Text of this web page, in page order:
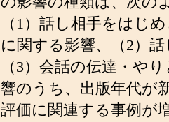
（1）話し相手をはじ
に関する影響、（2）
（3）会話の伝達・や
響のうち、出版年代が
評価に関連する事例が